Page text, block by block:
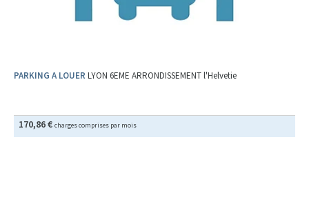
PARKING A LOUER LYON 6EME ARRONDISSEMENT l'Helvetie
170,86 € charges comprises par mois